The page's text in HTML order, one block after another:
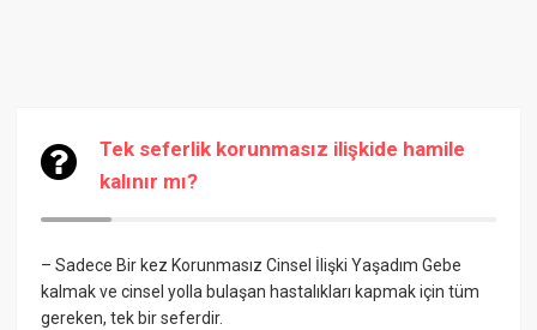
Tek seferlik korunmasız ilişkide hamile
kalınır mı?
– Sadece Bir kez Korunmasız Cinsel İlişki Yaşadım Gebe
kalmak ve cinsel yolla bulaşan hastalıkları kapmak için tüm
gereken, tek bir seferdir.